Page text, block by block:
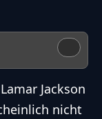
Lamar Jackson
nicht